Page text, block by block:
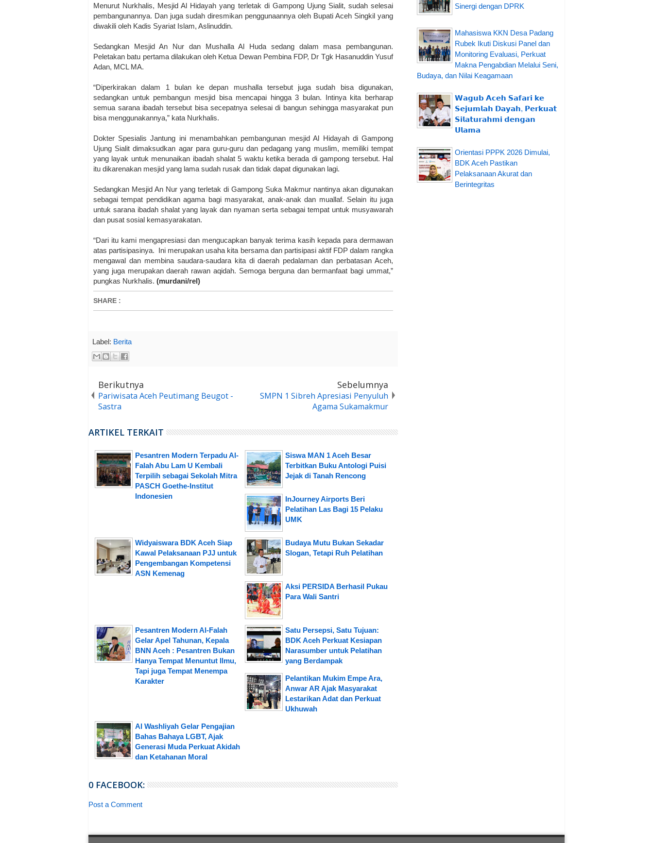
Menurut Nurkhalis, Mesjid Al Hidayah yang terletak di Gampong Ujung Sialit, sudah selesai
pembangunannya. Dan juga sudah diresmikan penggunaannya oleh Bupati Aceh Singkil yang
diwakili oleh Kadis Syariat Islam, Aslinuddin.
Sedangkan Mesjid An Nur dan Mushalla Al Huda sedang dalam masa pembangunan.
Peletakan batu pertama dilakukan oleh Ketua Dewan Pembina FDP, Dr Tgk Hasanuddin Yusuf
Adan, MCL MA.
“Diperkirakan dalam 1 bulan ke depan mushalla tersebut juga sudah bisa digunakan,
sedangkan untuk pembangun mesjid bisa mencapai hingga 3 bulan. Intinya kita berharap
semua sarana ibadah tersebut bisa secepatnya selesai di bangun sehingga masyarakat pun
bisa menggunakannya,” kata Nurkhalis.
Dokter Spesialis Jantung ini menambahkan pembangunan mesjid Al Hidayah di Gampong
Ujung Sialit dimaksudkan agar para guru-guru dan pedagang yang muslim, memiliki tempat
yang layak untuk menunaikan ibadah shalat 5 waktu ketika berada di gampong tersebut. Hal
itu dikarenakan mesjid yang lama sudah rusak dan tidak dapat digunakan lagi.
Sedangkan Mesjid An Nur yang terletak di Gampong Suka Makmur nantinya akan digunakan
sebagai tempat pendidikan agama bagi masyarakat, anak-anak dan muallaf. Selain itu juga
untuk sarana ibadah shalat yang layak dan nyaman serta sebagai tempat untuk musyawarah
dan pusat sosial kemasyarakatan.
“Dari itu kami mengapresiasi dan mengucapkan banyak terima kasih kepada para dermawan
atas partisipasinya. Ini merupakan usaha kita bersama dan partisipasi aktif FDP dalam rangka
mengawal dan membina saudara-saudara kita di daerah pedalaman dan perbatasan Aceh,
yang juga merupakan daerah rawan aqidah. Semoga berguna dan bermanfaat bagi ummat,”
pungkas Nurkhalis. (murdani/rel)
SHARE :
Label: Berita
Berikutnya
Pariwisata Aceh Peutimang Beugot -
Sastra
Sebelumnya
SMPN 1 Sibreh Apresiasi Penyuluh
Agama Sukamakmur
ARTIKEL TERKAIT
Pesantren Modern Terpadu Al-
Falah Abu Lam U Kembali
Terpilih sebagai Sekolah Mitra
PASCH Goethe-Institut
Indonesien
Siswa MAN 1 Aceh Besar
Terbitkan Buku Antologi Puisi
Jejak di Tanah Rencong
InJourney Airports Beri
Pelatihan Las Bagi 15 Pelaku
UMK
Widyaiswara BDK Aceh Siap
Kawal Pelaksanaan PJJ untuk
Pengembangan Kompetensi
ASN Kemenag
Budaya Mutu Bukan Sekadar
Slogan, Tetapi Ruh Pelatihan
Aksi PERSIDA Berhasil Pukau
Para Wali Santri
Pesantren Modern Al-Falah
Gelar Apel Tahunan, Kepala
BNN Aceh : Pesantren Bukan
Hanya Tempat Menuntut Ilmu,
Tapi juga Tempat Menempa
Karakter
Satu Persepsi, Satu Tujuan:
BDK Aceh Perkuat Kesiapan
Narasumber untuk Pelatihan
yang Berdampak
Pelantikan Mukim Empe Ara,
Anwar AR Ajak Masyarakat
Lestarikan Adat dan Perkuat
Ukhuwah
Al Washliyah Gelar Pengajian
Bahas Bahaya LGBT, Ajak
Generasi Muda Perkuat Akidah
dan Ketahanan Moral
0 FACEBOOK:
Post a Comment
Sinergi dengan DPRK
Mahasiswa KKN Desa Padang
Rubek Ikuti Diskusi Panel dan
Monitoring Evaluasi, Perkuat
Makna Pengabdian Melalui Seni,
Budaya, dan Nilai Keagamaan
𝗪𝗮𝗴𝘂𝗯 𝗔𝗰𝗲𝗵 𝗦𝗮𝗳𝗮𝗿𝗶 𝗸𝗲
𝗦𝗲𝗷𝘂𝗺𝗹𝗮𝗵 𝗗𝗮𝘆𝗮𝗵, 𝗣𝗲𝗿𝗸𝘂𝗮𝘁
𝗦𝗶𝗹𝗮𝘁𝘂𝗿𝗮𝗵𝗺𝗶 𝗱𝗲𝗻𝗴𝗮𝗻
𝗨𝗹𝗮𝗺𝗮
Orientasi PPPK 2026 Dimulai,
BDK Aceh Pastikan
Pelaksanaan Akurat dan
Berintegritas